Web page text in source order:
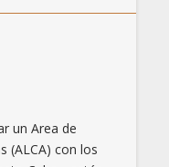
un Area de
(ALCA) con los